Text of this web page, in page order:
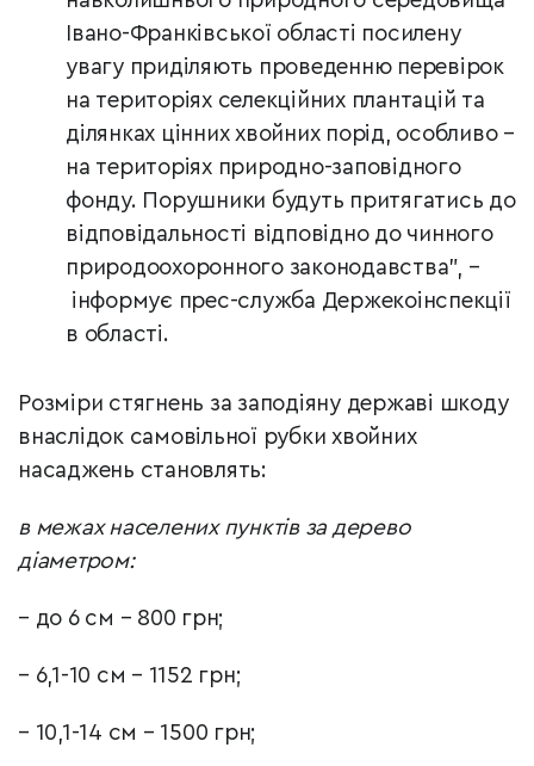
Івано-Франківської області посилену
увагу приділяють проведенню перевірок
на територіях селекційних плантацій та
ділянках цінних хвойних порід, особливо –
на територіях природно-заповідного
фонду. Порушники будуть притягатись до
відповідальності відповідно до чинного
природоохоронного законодавства", –
інформує прес-служба Держекоінспекції
в області.
Розміри стягнень за заподіяну державі шкоду
внаслідок самовільної рубки хвойних
насаджень становлять:
в межах населених пунктів за дерево
діаметром:
– до 6 см – 800 грн;
– 6,1-10 см – 1152 грн;
– 10,1-14 см – 1500 грн;